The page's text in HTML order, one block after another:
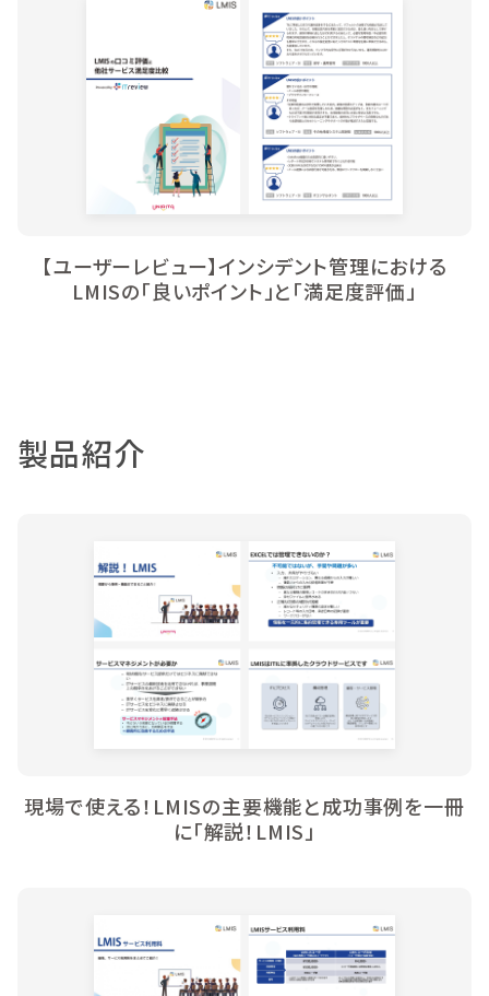
【ユーザーレビュー】インシデント管理における
LMISの「良いポイント」と「満足度評価」
製品紹介
現場で使える！LMISの主要機能と成功事例を一冊
に「解説！LMIS」